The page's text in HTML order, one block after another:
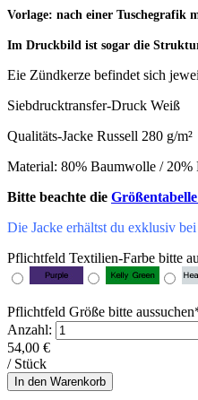
Vorlage: nach einer Tuschegrafik
Im Druckbild ist sogar die
Eie Zündkerze befindet sich
Siebdrucktransfer-Druck Weiß
Qualitäts-Jacke Russell 280 g/m²
Material: 80% Baumwolle / 20%
Bitte beachte die Größentabelle
Die Jacke erhältst du exklusiv
Pflichtfeld Textilien-Farbe bitte
Pflichtfeld Größe bitte aussuchen
Anzahl:
54,00 €
/ Stück